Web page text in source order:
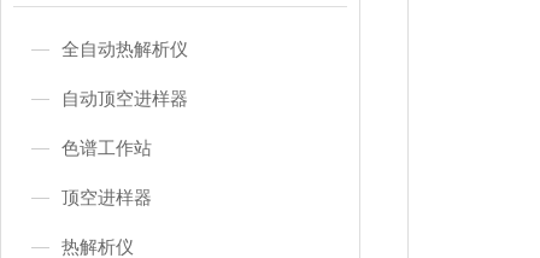
全自动热解析仪
自动顶空进样器
色谱工作站
顶空进样器
热解析仪